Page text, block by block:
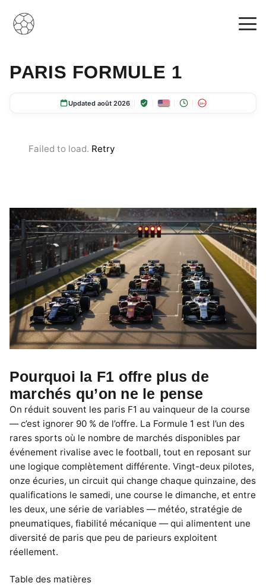
PARIS FORMULE 1
Updated août 2026 18+
Failed to load. Retry
Pourquoi la F1 offre plus de
marchés qu’on ne le pense
On réduit souvent les paris F1 au vainqueur de la course
— c’est ignorer 90 % de l’offre. La Formule 1 est l’un des
rares sports où le nombre de marchés disponibles par
événement rivalise avec le football, tout en reposant sur
une logique complètement différente. Vingt-deux pilotes,
onze écuries, un circuit qui change chaque quinzaine, des
qualifications le samedi, une course le dimanche, et entre
les deux, une série de variables — météo, stratégie de
pneumatiques, fiabilité mécanique — qui alimentent une
diversité de paris que peu de parieurs exploitent
réellement.
Table des matières